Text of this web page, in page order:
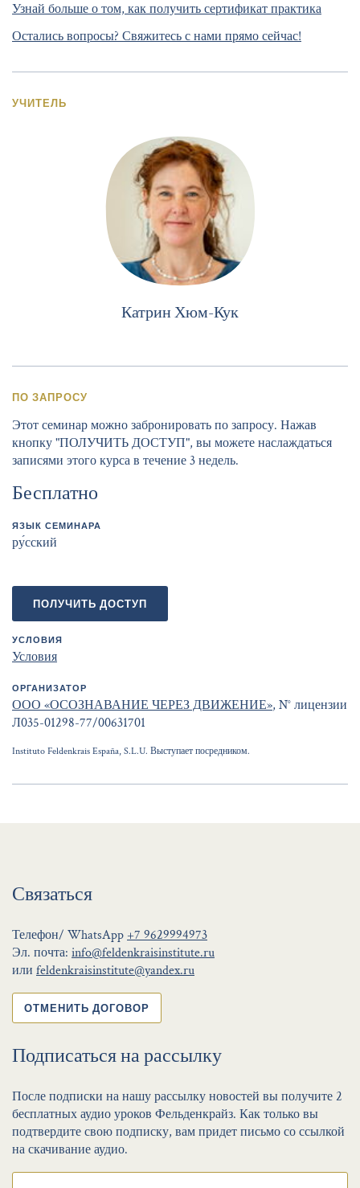
Узнай больше о том, как получить сертификат практика
Остались вопросы? Свяжитесь с нами прямо сейчас!
УЧИТЕЛЬ
Катрин Хюм-Кук
ПО ЗАПРОСУ
Этот семинар можно забронировать по запросу. Нажав
кнопку "ПОЛУЧИТЬ ДОСТУП", вы можете наслаждаться
записями этого курса в течение 3 недель.
Бесплатно
ЯЗЫК СЕМИНАРА
ру́сский
ПОЛУЧИТЬ ДОСТУП
УСЛОВИЯ
Условия
ОРГАНИЗАТОР
ООО «ОСОЗНАВАНИЕ ЧЕРЕЗ ДВИЖЕНИЕ», N° лицензии
Л035-01298-77/00631701
Instituto Feldenkrais España, S.L.U. Выступает посредником.
Связаться
Телефон/ WhatsApp+7 9629994973
Эл. почта: info@feldenkraisinstitute.ru
или feldenkraisinstitute@yandex.ru
ОТМЕНИТЬ ДОГОВОР
Подписаться на рассылку
После подписки на нашу рассылку новостей вы получите 2
бесплатных аудио уроков Фельденкрайз. Как только вы
подтвердите свою подписку, вам придет письмо со ссылкой
на скачивание аудио.